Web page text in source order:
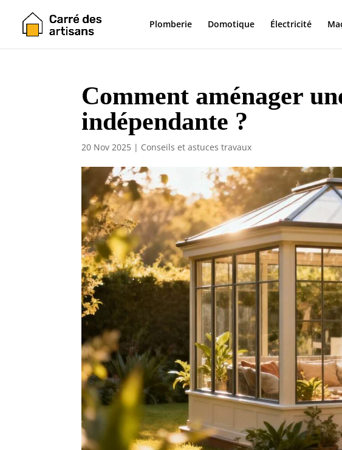
Plomberie Domotique Électricité
Comment aménager
indépendante ?
20 Nov 2025 | Conseils et astuces travaux